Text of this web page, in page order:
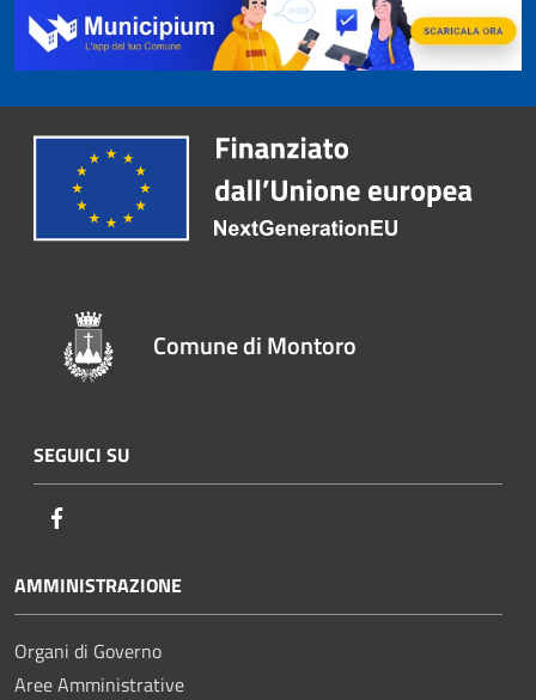
Comune di Montoro
SEGUICI SU
AMMINISTRAZIONE
Organi di Governo
Aree Amministrative